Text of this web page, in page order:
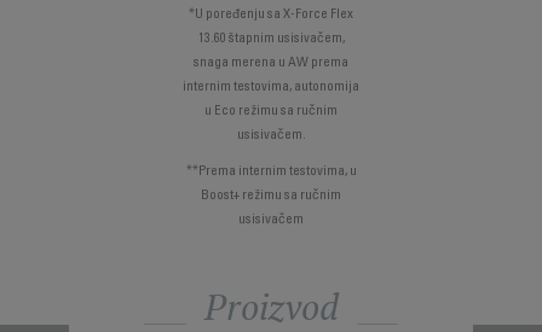
*U poređenju sa X-Force Flex
13.60 štapnim usisivačem,
snaga merena u AW prema
internim testovima, autonomija
u Eco režimu sa ručnim
usisivačem.
**Prema internim testovima, u
Boost+ režimu sa ručnim
usisivačem
Proizvod